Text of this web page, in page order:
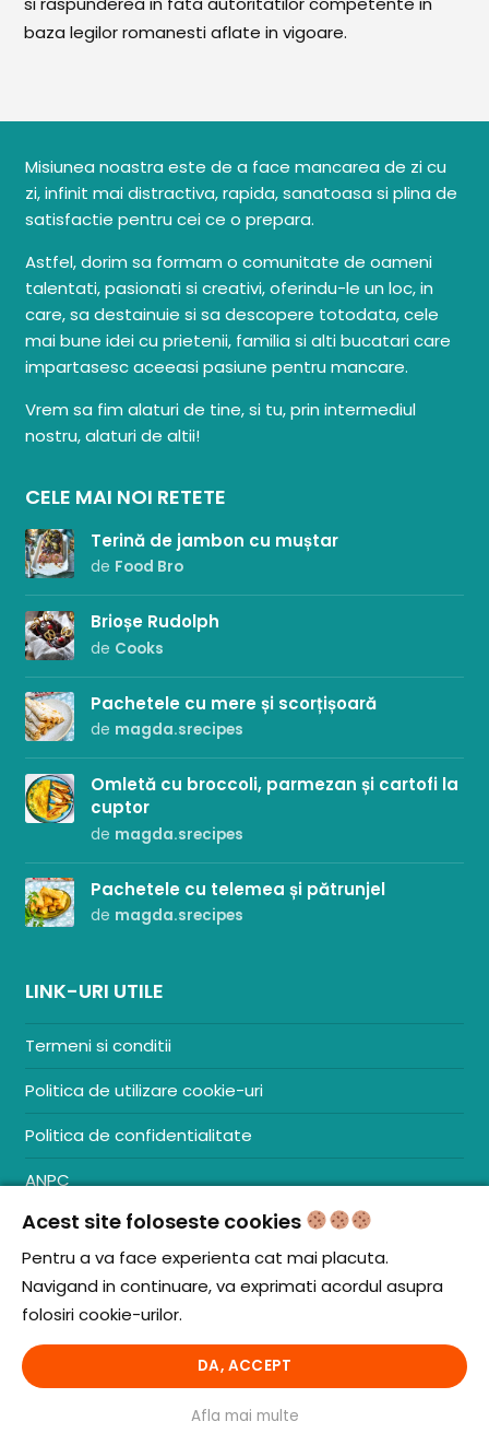
baza legilor romanesti aflate in vigoare.
Misiunea noastra este de a face mancarea de zi cu
zi, infinit mai distractiva, rapida, sanatoasa si plina de
satisfactie pentru cei ce o prepara.
Astfel, dorim sa formam o comunitate de oameni
talentati, pasionati si creativi, oferindu-le un loc, in
care, sa destainuie si sa descopere totodata, cele
mai bune idei cu prietenii, familia si alti bucatari care
impartasesc aceeasi pasiune pentru mancare.
Vrem sa fim alaturi de tine, si tu, prin intermediul
nostru, alaturi de altii!
CELE MAI NOI RETETE
Terină de jambon cu muștar
de Food Bro
Brioșe Rudolph
de Cooks
Pachetele cu mere și scorțișoară
de magda.srecipes
Omletă cu broccoli, parmezan și cartofi la
cuptor
de magda.srecipes
Pachetele cu telemea și pătrunjel
de magda.srecipes
LINK-URI UTILE
Termeni si conditii
Politica de utilizare cookie-uri
Politica de confidentialitate
ANPC
Contact
S.C. ZENCOM MEDIA GROUP SRL
J20/1379/2017
© iCooking.ro. Toate drepturile rezervate.
Acest site foloseste cookies
Pentru a va face experienta cat mai placuta.
Navigand in continuare, va exprimati acordul asupra
folosiri cookie-urilor.
DA, ACCEPT
Afla mai multe